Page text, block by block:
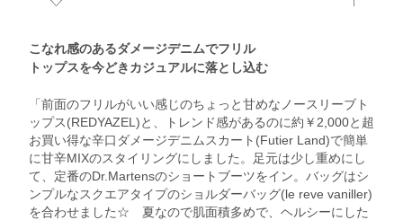
こなれ感のあるダメージデニムでフリル
トップスを今どきカジュアルに落とし込む
「前面のフリルがいい感じのちょっと甘めなノースリーブト
ップス(REDYAZEL)と、トレンド感があるのに約￥2,000と超
お買い得な辛口ダメージデニムスカート(Futier Land)で簡単
に甘辛MIXのスタイリングにしました。足元は少し重めにし
て、定番のDr.Martensのショートブーツをイン。バッグはシ
ンプルなスクエアタイプのショルダーバッグ(le reve vaniller)
を合わせました☆ 夏なので肌面積多めで、ヘルシーにした